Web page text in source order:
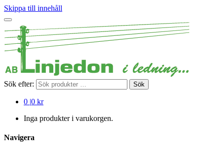
Skippa till innehåll
Sök efter: Sök
0 |0 kr
Inga produkter i varukorgen.
Navigera